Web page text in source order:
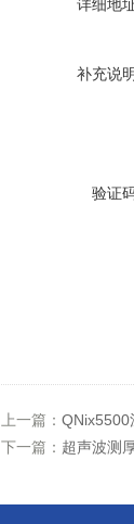
详细地
补充说
验证
上一篇： QNix5500
下一篇： 超声波测